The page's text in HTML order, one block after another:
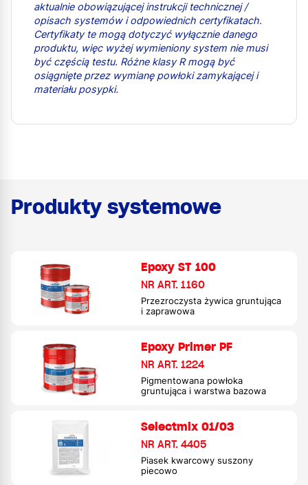
aktualnie obowiązującej instrukcji technicznej /
opisach systemów i odpowiednich certyfikatach.
Certyfikaty te mogą dotyczyć wyłącznie danego
produktu, więc wyżej wymieniony system nie musi
być częścią testu. Różne klasy R mogą być
osiągnięte przez wymianę powłoki zamykającej i
materiału posypki.
Produkty systemowe
Epoxy ST 100
NR ART. 1160
Przezroczysta żywica gruntująca
i zaprawowa
Epoxy Primer PF
NR ART. 1224
Pigmentowana powłoka
gruntująca i warstwa bazowa
Selectmix 01/03
NR ART. 4405
Piasek kwarcowy suszony
piecowo